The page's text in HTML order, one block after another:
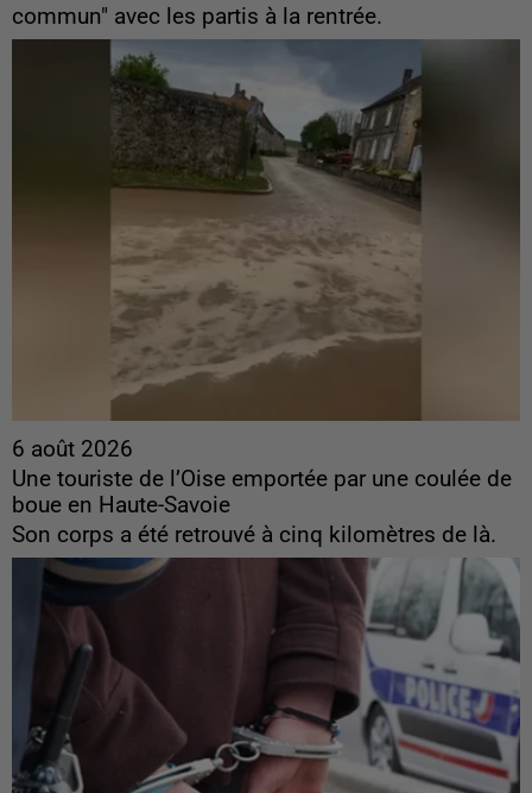
commun" avec les partis à la rentrée.
6 août 2026
Une touriste de l’Oise emportée par une coulée de
boue en Haute-Savoie
Son corps a été retrouvé à cinq kilomètres de là.